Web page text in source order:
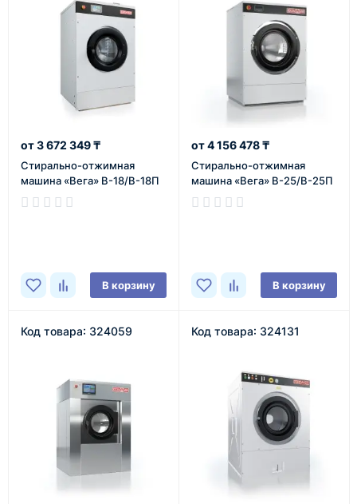
3 672 349 ₸
Cтирально-отжимная
машина «Вега» В-18/В-18П
В корзину
4 156 478 ₸
Cтирально-отжимная
машина «Вега» В-25/В-25П
В корзину
Код товара: 324059 Код товара: 324131